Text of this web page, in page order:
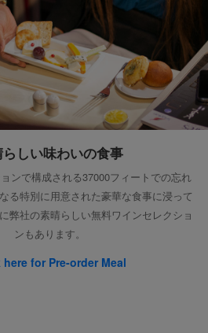
しい味わいの食事
ンで構成される37000フィートでの忘れ
る特別に用意された豪華な食事に浸って
弊社の素晴らしい無料ワインセレクショ
ンもあります。
for Pre-order Meal